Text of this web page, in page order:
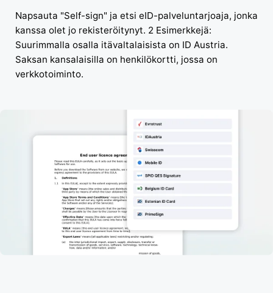
Napsauta "Self-sign" ja etsi eID-palveluntarjoaja, jonka
kanssa olet jo rekisteröitynyt. 2 Esimerkkejä:
Suurimmalla osalla itävaltalaisista on ID Austria.
Saksan kansalaisilla on henkilökortti, jossa on
verkkotoiminto.